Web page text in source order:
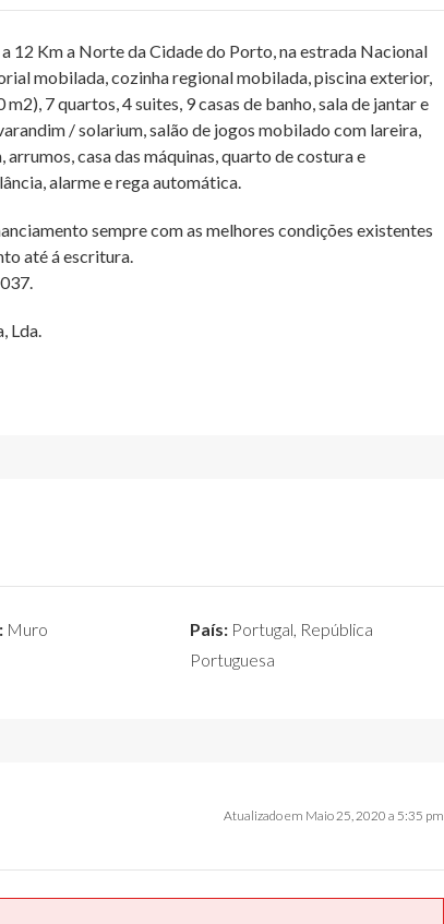
12 Km a Norte da Cidade do Porto, na estrada Nacional
mobilada, cozinha regional mobilada, piscina exterior,
7 quartos, 4 suites, 9 casas de banho, sala de jantar e
/ solarium, salão de jogos mobilado com lareira,
casa das máquinas, quarto de costura e
alarme e rega automática.
sempre com as melhores condições existentes
até á escritura.
Lda.
Muro País: Portugal, República
Portuguesa
Atualizado em Maio 25, 2020 a 5:35 pm